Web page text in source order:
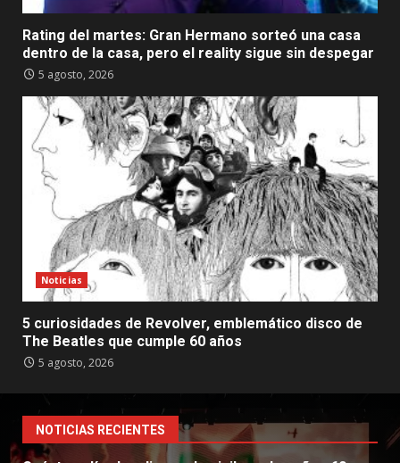
Rating del martes: Gran Hermano sorteó una casa
dentro de la casa, pero el reality sigue sin despegar
5 agosto, 2026
Noticias
5 curiosidades de Revolver, emblemático disco de
The Beatles que cumple 60 años
5 agosto, 2026
NOTICIAS RECIENTES